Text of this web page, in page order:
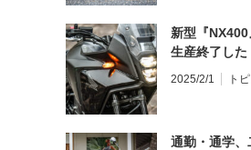
新型『
生産終了した
2025/2/1 ト
通勤・通学